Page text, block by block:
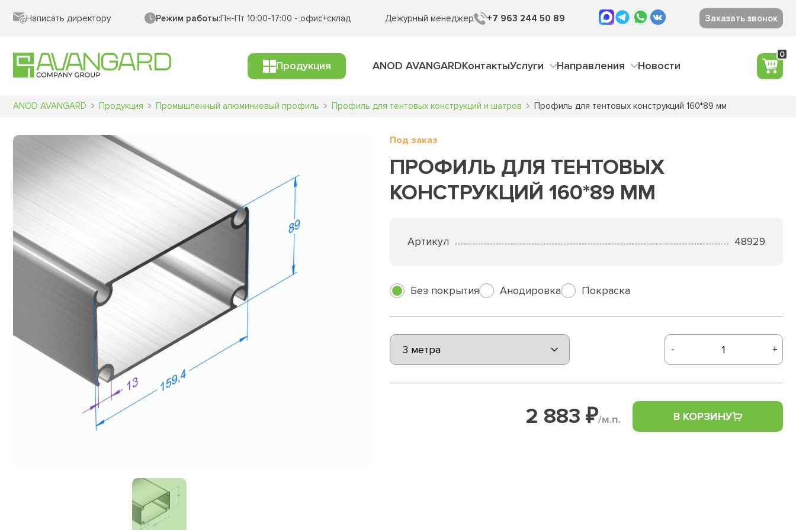
Написать директору Режим работы:Пн-Пт 10:00-17:00 - офис+склад Дежурный менеджер +7 963 244 50 89 Заказать звонок
Продукция ANOD AVANGARDКонтактыУслуги Направления Новости
0
ANOD AVANGARD Продукция Промышленный алюминиевый профиль Профиль для тентовых конструкций и шатров Профиль для тентовых конструкций 160*89 мм
Под заказ
ПРОФИЛЬ ДЛЯ ТЕНТОВЫХ
КОНСТРУКЦИЙ 160*89 ММ
Артикул 48929
Без покрытия Анодировка Покраска
- +
2 883 ₽/м.п. В КОРЗИНУ
Translator